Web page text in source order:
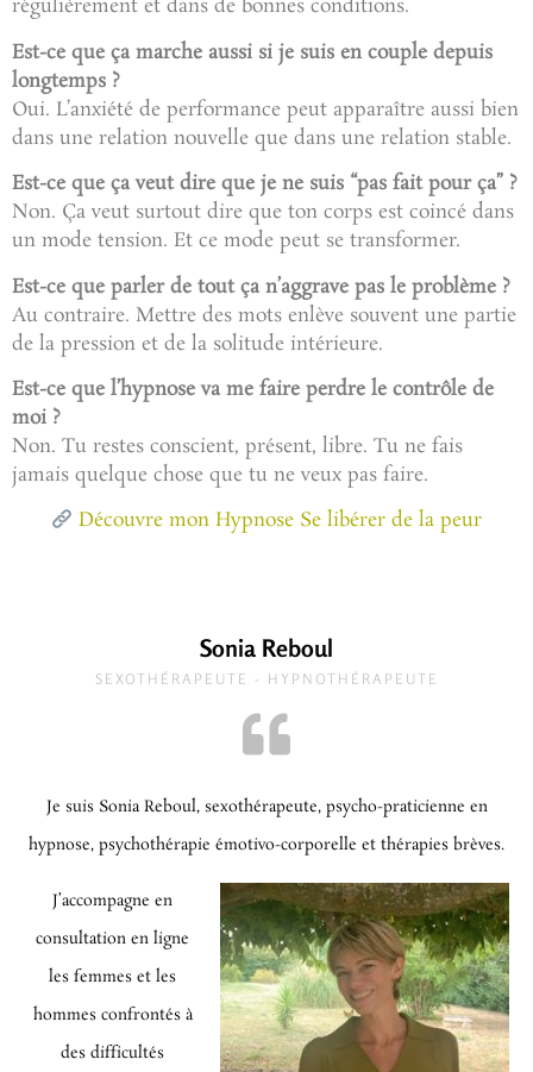
régulièrement et dans de bonnes conditions.
Est-ce que ça marche aussi si je suis en couple depuis
longtemps ?
Oui. L’anxiété de performance peut apparaître aussi bien
dans une relation nouvelle que dans une relation stable.
Est-ce que ça veut dire que je ne suis “pas fait pour ça” ?
Non. Ça veut surtout dire que ton corps est coincé dans
un mode tension. Et ce mode peut se transformer.
Est-ce que parler de tout ça n’aggrave pas le problème ?
Au contraire. Mettre des mots enlève souvent une partie
de la pression et de la solitude intérieure.
Est-ce que l’hypnose va me faire perdre le contrôle de
moi ?
Non. Tu restes conscient, présent, libre. Tu ne fais
jamais quelque chose que tu ne veux pas faire.
Découvre mon Hypnose Se libérer de la peur
Sonia Reboul
SEXOTHÉRAPEUTE - HYPNOTHÉRAPEUTE
Je suis Sonia Reboul, sexothérapeute, psycho-praticienne en
hypnose, psychothérapie émotivo-corporelle et thérapies brèves.
J’accompagne en
consultation en ligne
les femmes et les
hommes confrontés à
des difficultés